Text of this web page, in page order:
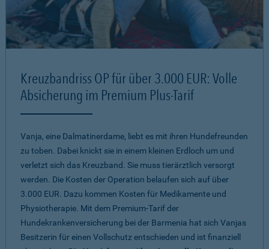
Kreuzbandriss OP für über 3.000 EUR: Volle
Absicherung im Premium Plus-Tarif
Vanja, eine Dalmatinerdame, liebt es mit ihren Hundefreunden
zu toben. Dabei knickt sie in einem kleinen Erdloch um und
verletzt sich das Kreuzband. Sie muss tierärztlich versorgt
werden. Die Kosten der Operation belaufen sich auf über
3.000 EUR. Dazu kommen Kosten für Medikamente und
Physiotherapie. Mit dem Premium-Tarif der
Hundekrankenversicherung bei der Barmenia hat sich Vanjas
Besitzerin für einen Vollschutz entschieden und ist finanziell